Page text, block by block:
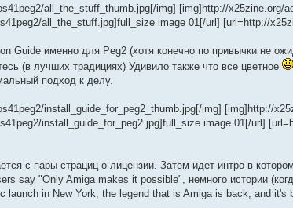
all_the_stuff_thumb.jpg[/img] [img]http://x25zine.org/
all_the_stuff.jpg]full_size image 01[/url] [url=http://
Guide именно для Peg2 (хотя конечно по привычки не
(в лучших традициях) Удивило также что все цветное
подход к делу.
install_guide_for_peg2_thumb.jpg[/img] [img]http://
install_guide_for_peg2.jpg]full_size image 01[/url]
с пары страциц о лицензии. Затем идет интро в
say "Only Amiga makes it possible", немного истории
launch in New York, the legend that is Amiga is back, and it's